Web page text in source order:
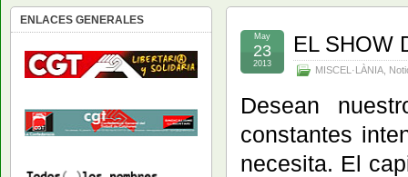
EL SHOW
MISCEL·LÀNIA
May
23
2013
Desean
constantes
necesita. El
ENLACES GENERALES